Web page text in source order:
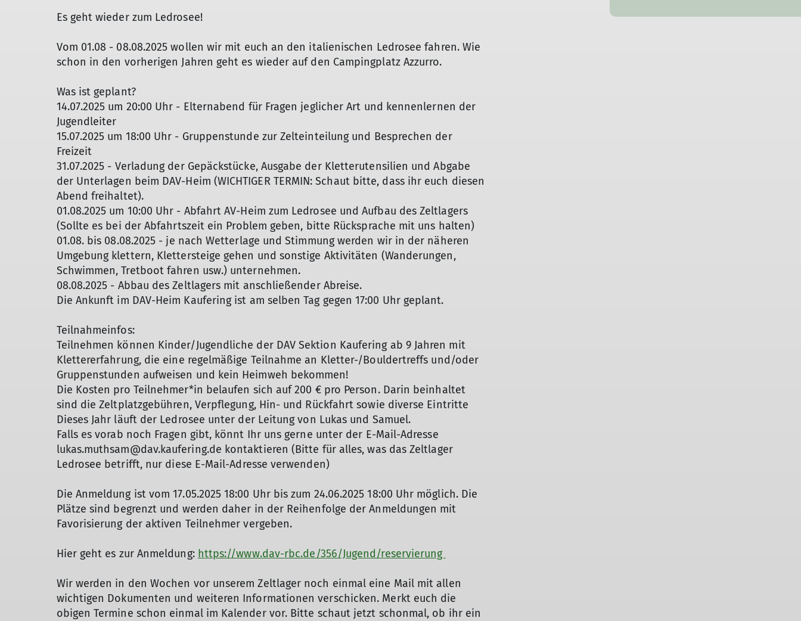
Es geht wieder zum Ledrosee!
Vom 01.08 - 08.08.2025 wollen wir mit euch an den italienischen Ledrosee fahren. Wie
schon in den vorherigen Jahren geht es wieder auf den Campingplatz Azzurro.
Was ist geplant?
14.07.2025 um 20:00 Uhr - Elternabend für Fragen jeglicher Art und kennenlernen der
Jugendleiter
15.07.2025 um 18:00 Uhr - Gruppenstunde zur Zelteinteilung und Besprechen der
Freizeit
31.07.2025 - Verladung der Gepäckstücke, Ausgabe der Kletterutensilien und Abgabe
der Unterlagen beim DAV-Heim (WICHTIGER TERMIN: Schaut bitte, dass ihr euch diesen
Abend freihaltet).
01.08.2025 um 10:00 Uhr - Abfahrt AV-Heim zum Ledrosee und Aufbau des Zeltlagers
(Sollte es bei der Abfahrtszeit ein Problem geben, bitte Rücksprache mit uns halten)
01.08. bis 08.08.2025 - je nach Wetterlage und Stimmung werden wir in der näheren
Umgebung klettern, Klettersteige gehen und sonstige Aktivitäten (Wanderungen,
Schwimmen, Tretboot fahren usw.) unternehmen.
08.08.2025 - Abbau des Zeltlagers mit anschließender Abreise.
Die Ankunft im DAV-Heim Kaufering ist am selben Tag gegen 17:00 Uhr geplant.
Teilnahmeinfos:
Teilnehmen können Kinder/Jugendliche der DAV Sektion Kaufering ab 9 Jahren mit
Klettererfahrung, die eine regelmäßige Teilnahme an Kletter-/Bouldertreffs und/oder
Gruppenstunden aufweisen und kein Heimweh bekommen!
Die Kosten pro Teilnehmer*in belaufen sich auf 200 € pro Person. Darin beinhaltet
sind die Zeltplatzgebühren, Verpflegung, Hin- und Rückfahrt sowie diverse Eintritte
Dieses Jahr läuft der Ledrosee unter der Leitung von Lukas und Samuel.
Falls es vorab noch Fragen gibt, könnt Ihr uns gerne unter der E-Mail-Adresse
lukas.muthsam@dav.kaufering.de kontaktieren (Bitte für alles, was das Zeltlager
Ledrosee betrifft, nur diese E-Mail-Adresse verwenden)
Die Anmeldung ist vom 17.05.2025 18:00 Uhr bis zum 24.06.2025 18:00 Uhr möglich. Die
Plätze sind begrenzt und werden daher in der Reihenfolge der Anmeldungen mit
Favorisierung der aktiven Teilnehmer vergeben.
Hier geht es zur Anmeldung: https://www.dav-rbc.de/356/Jugend/reservierung
Wir werden in den Wochen vor unserem Zeltlager noch einmal eine Mail mit allen
wichtigen Dokumenten und weiteren Informationen verschicken. Merkt euch die
obigen Termine schon einmal im Kalender vor. Bitte schaut jetzt schonmal, ob ihr ein